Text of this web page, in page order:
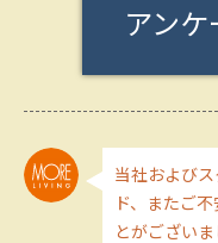
アン
当社および
ド、またご
とがございま